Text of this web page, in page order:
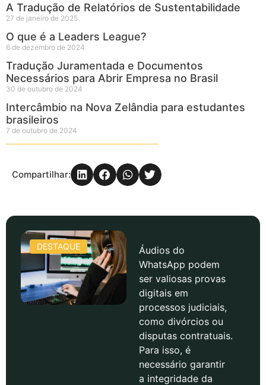
A Tradução de Relatórios de Sustentabilidade
27 de janeiro de 2025
O que é a Leaders League?
6 de dezembro de 2024
Tradução Juramentada e Documentos
Necessários para Abrir Empresa no Brasil
30 de outubro de 2024
Intercâmbio na Nova Zelândia para estudantes
brasileiros
7 de outubro de 2024
Compartilhar:
DESTAQUE
Áudios do
WhatsApp podem
ser valiosas provas
digitais em
processos judiciais,
como divórcios ou
disputas contratuais.
Para isso, é
necessário garantir
a integridade da